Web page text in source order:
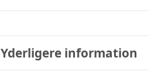
Yderligere information